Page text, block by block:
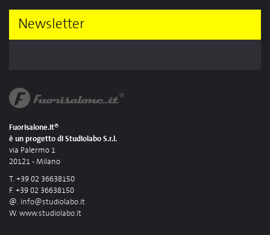
Newsletter
Fuorisalone.it®
è un progetto di Studiolabo S.r.l.
via Palermo 1
20121 - Milano
T. +39 02 36638150
F. +39 02 36638150
@. info@studiolabo.it
W. www.studiolabo.it